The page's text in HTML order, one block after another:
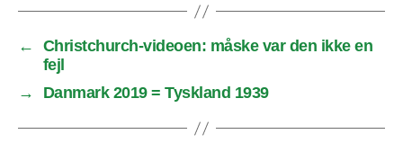
←
Christchurch-videoen: måske var den ikke en
fejl
→
Danmark 2019 = Tyskland 1939